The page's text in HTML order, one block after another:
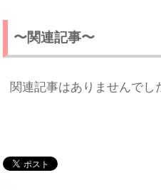
〜関連記事〜
関連記事はありませんでし